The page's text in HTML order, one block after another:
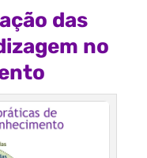
das
no